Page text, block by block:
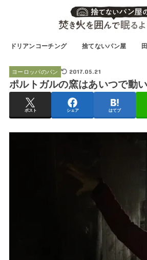
ドリアンコーチング 捨てないパン屋
ヨーロッパのパン 2017.05.21
ポルトガルの窯はあいつで動
ポスト シェア はてブ